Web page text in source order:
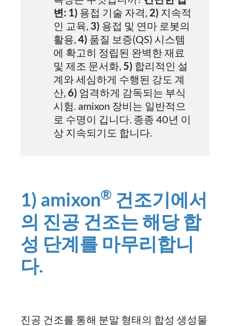
변: 1) 용접 기술 자격, 2) 지속적
인 교육, 3) 용접 및 연마 로봇의
활용,4) 품질 보증(QS) 시스템
에 확고히 정립된 완벽한 재료
및 제조 문서화, 5) 합리적인 설
계와 세심하게 수행된 강도 계
산, 6) 엄격하게 감독되는 부식
시험. amixon 장비는 일반적으
로 수명이 깁니다. 종종 40년 이
상 지속되기도 합니다.
1) amixon® 건조기에서
의 진공 건조는 해당 합
성 단계를 마무리합니
다.
진공 건조를 통해 분말 형태의 합성 생성물